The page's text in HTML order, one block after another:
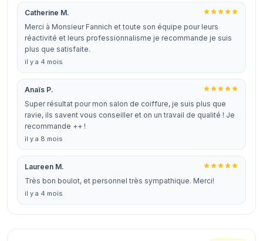
Catherine M.
Merci à Monsieur Fannich et toute son équipe pour leurs
réactivité et leurs professionnalisme je recommande je suis
plus que satisfaite.
il y a 4 mois
Anaïs P.
Super résultat pour mon salon de coiffure, je suis plus que
ravie, ils savent vous conseiller et on un travail de qualité ! Je
recommande ++ !
il y a 8 mois
Laureen M.
Très bon boulot, et personnel très sympathique. Merci!
il y a 4 mois